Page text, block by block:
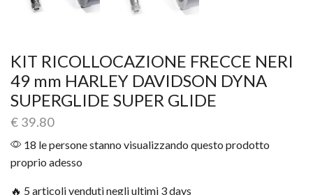
KIT RICOLLOCAZIONE FRECCE NERI
49 mm HARLEY DAVIDSON DYNA
SUPERGLIDE SUPER GLIDE
€ 39.80
18 le persone stanno visualizzando questo prodotto
proprio adesso
🔥 5 articoli venduti negli ultimi 3 days